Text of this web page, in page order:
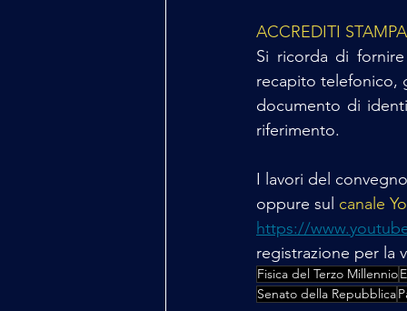
ACCREDITI STAMPA
Si ricorda di
recapito telefonico,
documento di
riferimento.
I lavori del
oppure sul canale
https://
registrazione per la
Fisica del Terzo Millennio
Senato della Repubblica